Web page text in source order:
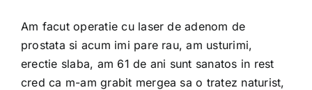
Am facut operatie cu laser de adenom de
prostata si acum imi pare rau, am usturimi,
erectie slaba, am 61 de ani sunt sanatos in rest
cred ca m-am grabit mergea sa o tratez naturist,